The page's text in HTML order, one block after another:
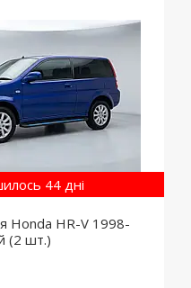
44 дні
Honda HR-V 1998-
(2 шт.)